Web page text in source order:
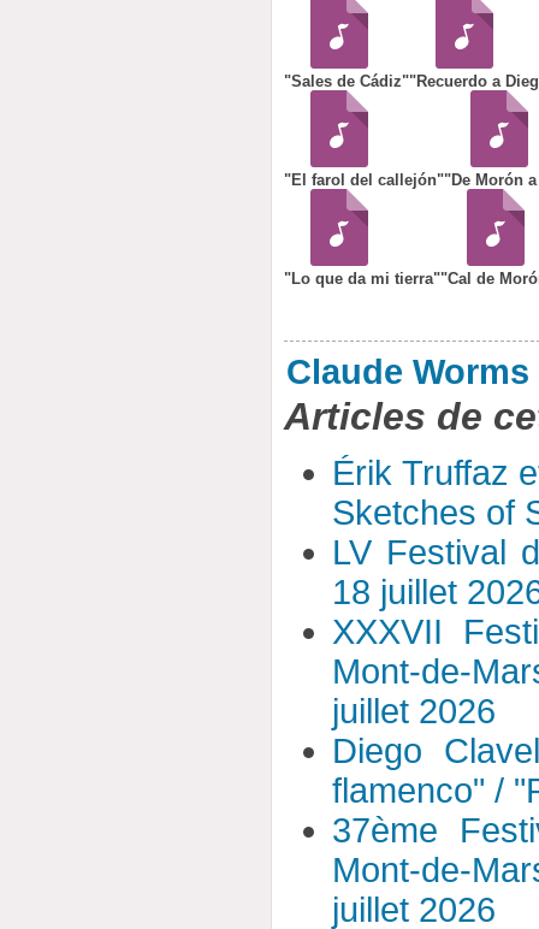
"Sales de Cádiz""Recuerdo a
"El farol del callejón""De Morón
"Lo que da mi tierra""Cal de
Claude Worms
Articles de
Érik Truffaz
Sketches of
LV Festival
18 juillet
XXXVII
Mont-de-
juillet 2026
Diego
flamenco" /
37ème
Mont-de-
juillet 2026